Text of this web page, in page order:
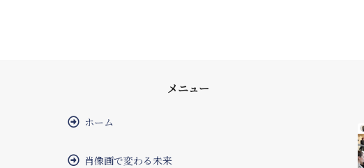
メニュー
ホーム
肖像画で変わる未来